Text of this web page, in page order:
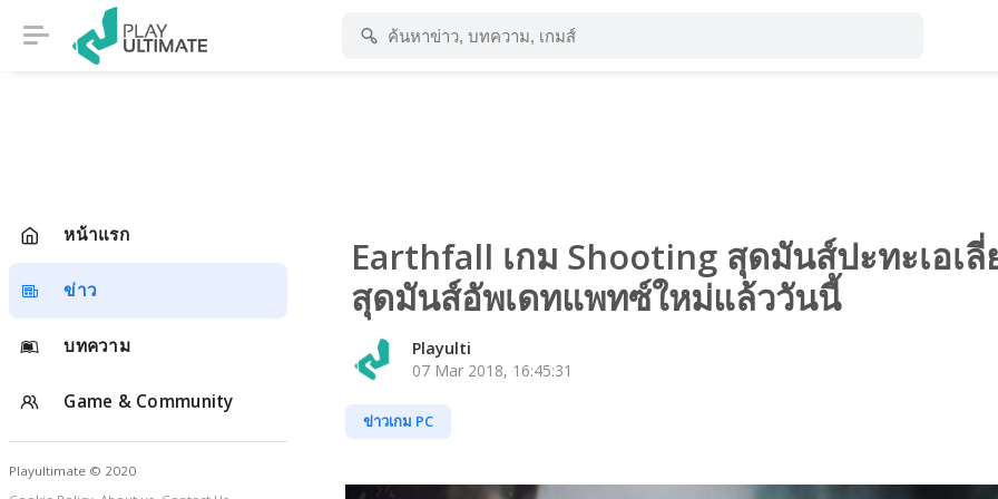
หน้าแรก
ข่าว
บทความ
Game & Community
Playultimate © 2020
Earthfall เกม Shooting สุดมันส์ปะทะเอเลี่
สุดมันส์อัพเดทแพทซ์ใหม่แล้ววันนี้
Playulti
07 Mar 2018, 16:45:31
ข่าวเกม PC